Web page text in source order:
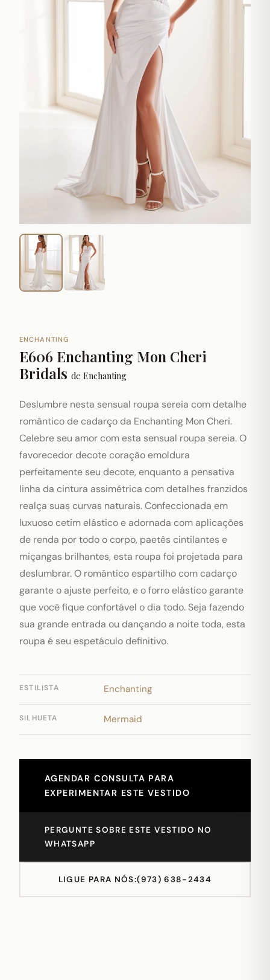
ENCHANTING
E606 Enchanting Mon Cheri
Bridals de Enchanting
Deslumbre nesta sensual roupa sereia com detalhe
romântico de cadarço da Enchanting Mon Cheri.
Celebre seu amor com esta sensual roupa sereia. O
favorecedor decote coração emoldura
perfeitamente seu decote, enquanto a pensativa
linha da cintura assimétrica com detalhes franzidos
realça suas curvas naturais. Confeccionada em
luxuoso cetim elástico e adornada com aplicações
de renda por todo o corpo, paetês cintilantes e
miçangas brilhantes, esta roupa foi projetada para
deslumbrar. O romântico espartilho com cadarço
garante o ajuste perfeito, e o forro elástico garante
que você fique confortável o dia todo. Seja fazendo
sua grande entrada ou dançando a noite toda, esta
roupa é seu espetáculo definitivo.
ESTILISTA Enchanting
SILHUETA Mermaid
AGENDAR CONSULTA PARA
EXPERIMENTAR ESTE VESTIDO
PERGUNTE SOBRE ESTE VESTIDO NO
WHATSAPP
LIGUE PARA NÓS:(973) 638-2434